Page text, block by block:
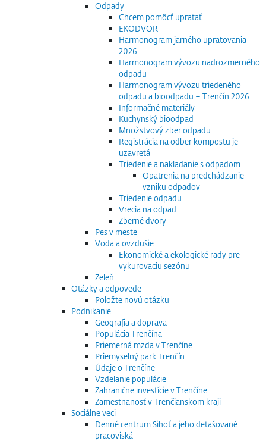
Odpady
Chcem pomôcť upratať
EKODVOR
Harmonogram jarného upratovania
2026
Harmonogram vývozu nadrozmerného
odpadu
Harmonogram vývozu triedeného
odpadu a bioodpadu – Trenčín 2026
Informačné materiály
Kuchynský bioodpad
Množstvový zber odpadu
Registrácia na odber kompostu je
uzavretá
Triedenie a nakladanie s odpadom
Opatrenia na predchádzanie
vzniku odpadov
Triedenie odpadu
Vrecia na odpad
Zberné dvory
Pes v meste
Voda a ovzdušie
Ekonomické a ekologické rady pre
vykurovaciu sezónu
Zeleň
Otázky a odpovede
Položte novú otázku
Podnikanie
Geografia a doprava
Populácia Trenčína
Priemerná mzda v Trenčíne
Priemyselný park Trenčín
Údaje o Trenčíne
Vzdelanie populácie
Zahranične investície v Trenčíne
Zamestnanosť v Trenčianskom kraji
Sociálne veci
Denné centrum Sihoť a jeho detašované
pracoviská